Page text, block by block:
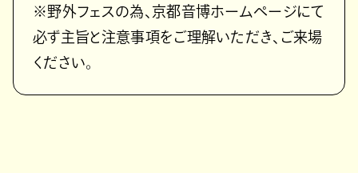
※野外フェスの為、京都音博ホームページにて
必ず主旨と注意事項をご理解いただき、ご来場
ください。